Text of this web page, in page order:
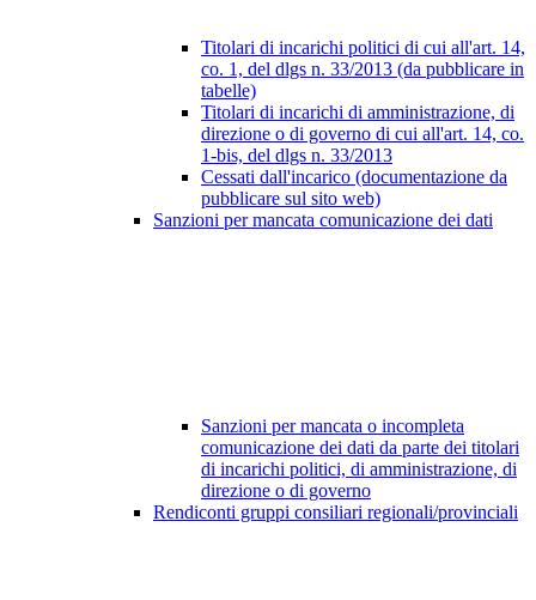
Titolari di incarichi politici di cui all'art. 14,
co. 1, del dlgs n. 33/2013 (da pubblicare in
tabelle)
Titolari di incarichi di amministrazione, di
direzione o di governo di cui all'art. 14, co.
1-bis, del dlgs n. 33/2013
Cessati dall'incarico (documentazione da
pubblicare sul sito web)
Sanzioni per mancata comunicazione dei dati
Sanzioni per mancata o incompleta
comunicazione dei dati da parte dei titolari
di incarichi politici, di amministrazione, di
direzione o di governo
Rendiconti gruppi consiliari regionali/provinciali